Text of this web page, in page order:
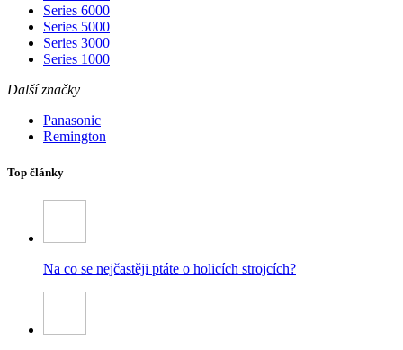
Series 6000
Series 5000
Series 3000
Series 1000
Další značky
Panasonic
Remington
Top články
Na co se nejčastěji ptáte o holicích strojcích?